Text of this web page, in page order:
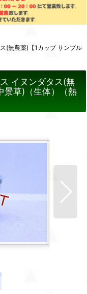
(無農薬)【1カップ サンプル
イヌンダタス(無
景草)（生体）（熱